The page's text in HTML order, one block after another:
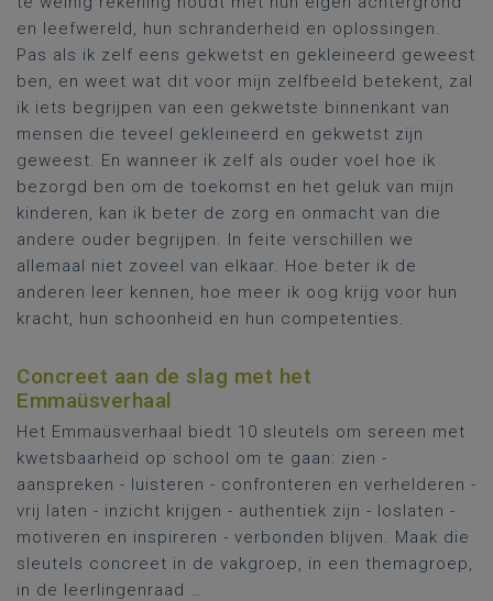
en leefwereld, hun schranderheid en oplossingen.
Pas als ik zelf eens gekwetst en gekleineerd geweest
ben, en weet wat dit voor mijn zelfbeeld betekent, zal
ik iets begrijpen van een gekwetste binnenkant van
mensen die teveel gekleineerd en gekwetst zijn
geweest. En wanneer ik zelf als ouder voel hoe ik
bezorgd ben om de toekomst en het geluk van mijn
kinderen, kan ik beter de zorg en onmacht van die
andere ouder begrijpen. In feite verschillen we
allemaal niet zoveel van elkaar. Hoe beter ik de
anderen leer kennen, hoe meer ik oog krijg voor hun
kracht, hun schoonheid en hun competenties.
Concreet aan de slag met het
Emmaüsverhaal
Het Emmaüsverhaal biedt 10 sleutels om sereen met
kwetsbaarheid op school om te gaan: zien -
aanspreken - luisteren - confronteren en verhelderen -
vrij laten - inzicht krijgen - authentiek zijn - loslaten -
motiveren en inspireren - verbonden blijven. Maak die
sleutels concreet in de vakgroep, in een themagroep,
in de leerlingenraad …